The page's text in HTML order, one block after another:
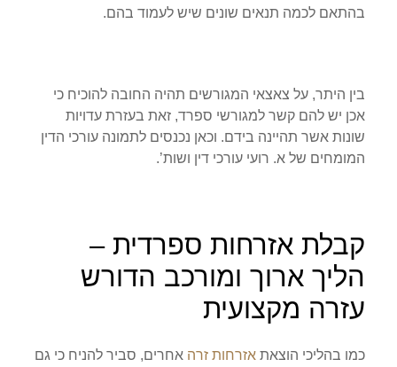
בהתאם לכמה תנאים שונים שיש לעמוד בהם.
בין היתר, על צאצאי המגורשים תהיה החובה להוכיח כי
אכן יש להם קשר למגורשי ספרד, זאת בעזרת עדויות
שונות אשר תהיינה בידם. וכאן נכנסים לתמונה עורכי הדין
המומחים של א. רועי עורכי דין ושות’.
קבלת אזרחות ספרדית –
הליך ארוך ומורכב הדורש
עזרה מקצועית
כמו בהליכי הוצאת אזרחות זרה אחרים, סביר להניח כי גם